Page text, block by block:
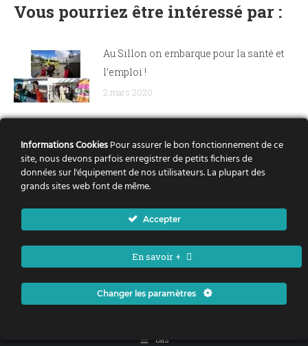
Vous pourriez être intéressé par :
Au Sillon on embarque pour la santé et
l’emploi !
2 mars 2020
Discriminations de la domaine de la
Santé : Des formations pour actualiser
ses connaissances, les partager, les
questionner.
bas
Informations CookiesPour assurer le bon fonctionnement de ce
site, nous devons parfois enregistrer de petits fichiers de
données sur l'équipement de nos utilisateurs. La plupart des
grands sites web font de même.
Accepter
En savoir +
Changer les paramètres